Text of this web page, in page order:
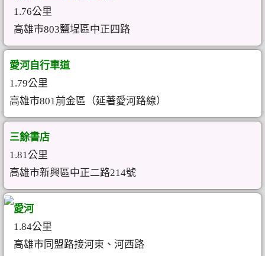
1.76公里
高雄市803鹽埕區中正四路
愛河自行車道
1.79公里
高雄市801前金區（延著愛河路線）
三餘書店
1.81公里
高雄市新興區中正二路214號
愛河
1.84公里
高雄市同盟路接河東、河西路